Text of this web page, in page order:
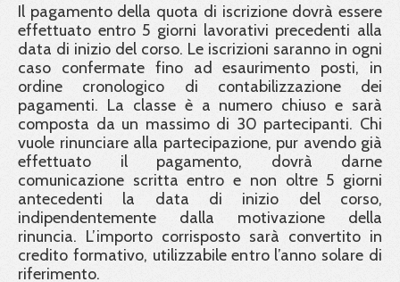
Il pagamento della quota di iscrizione dovrà essere
effettuato entro 5 giorni lavorativi precedenti alla
data di inizio del corso. Le iscrizioni saranno in ogni
caso confermate fino ad esaurimento posti, in
ordine cronologico di contabilizzazione dei
pagamenti. La classe è a numero chiuso e sarà
composta da un massimo di 30 partecipanti. Chi
vuole rinunciare alla partecipazione, pur avendo già
effettuato il pagamento, dovrà darne
comunicazione scritta entro e non oltre 5 giorni
antecedenti la data di inizio del corso,
indipendentemente dalla motivazione della
rinuncia. L’importo corrisposto sarà convertito in
credito formativo, utilizzabile entro l’anno solare di
riferimento.